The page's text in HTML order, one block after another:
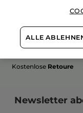
Kostenlose Retoure
Newsletter
ALLE